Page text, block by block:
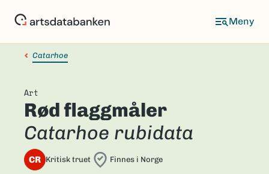
Catarhoe
Art
Rød flaggmåler
Catarhoe rubidata
CR Kritisk truet Finnes i Norge